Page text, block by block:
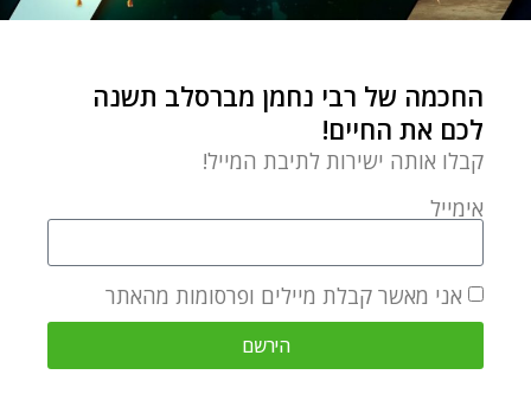
שם*
אימייל*
אתר
החכמה של רבי נחמן מברסלב תשנה
לכם את החיים!
קבלו אותה ישירות לתיבת המייל!
אימייל
אני מאשר קבלת מיילים ופרסומות מהאתר
הירשם